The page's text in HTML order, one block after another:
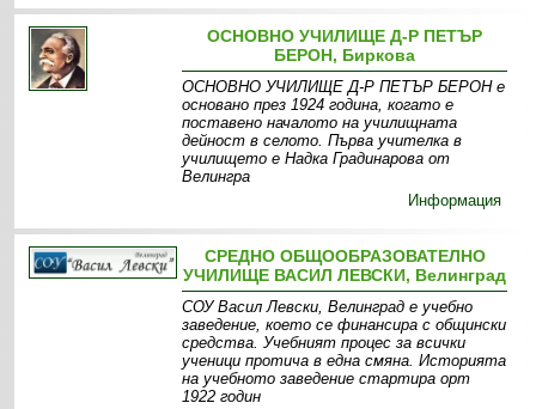
ОСНОВНО УЧИЛИЩЕ Д-Р ПЕТЪР
БЕРОН, Биркова
ОСНОВНО УЧИЛИЩЕ Д-Р ПЕТЪР БЕРОН е
основано през 1924 година, когато е
поставено началото на училищната
дейност в селото. Първа учителка в
училището е Надка Градинарова от
Велингра
Информация
СРЕДНО ОБЩООБРАЗОВАТЕЛНО
УЧИЛИЩЕ ВАСИЛ ЛЕВСКИ, Велинград
СОУ Васил Левски, Велинград е учебно
заведение, което се финансира с общински
средства. Учебният процес за всички
ученици протича в една смяна. Историята
на учебното заведение стартира орт
1922 годин